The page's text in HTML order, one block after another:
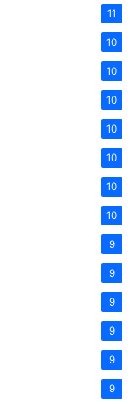
11
10
10
10
10
10
10
10
9
9
9
9
9
9